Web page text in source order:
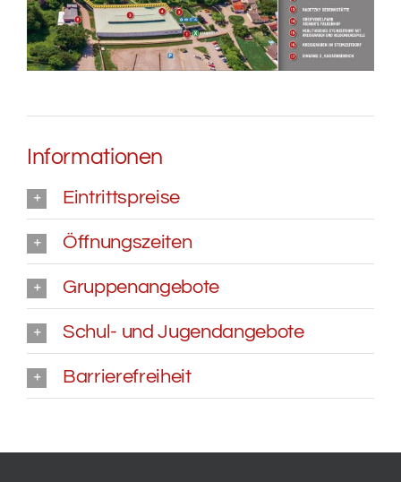
Informationen
Eintrittspreise
Öffnungszeiten
Gruppenangebote
Schul- und Jugendangebote
Barrierefreiheit